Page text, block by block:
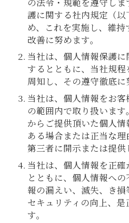
護に関する社内規定（
め、これを実施し、維
改善に努めます。
当社は、個人情報保護
するとともに、当社規
周知し、その遵守徹底に
当社は、個人情報をお
の範囲内で取り扱いま
からご提供頂いた個人
ある場合または正当な理
第三者に開示または提供
当社は、個人情報を正
とともに、個人情報へ
報の漏えい、滅失、き
セキュリティの向上、
す。